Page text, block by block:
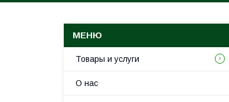
Товары и услуги
О нас